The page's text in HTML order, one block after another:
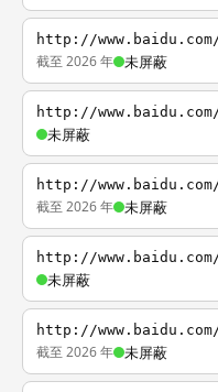
http://www.baidu.com/
截至 2026 年 未屏蔽
http://www.baidu.com/
未屏蔽
http://
截至 2026 年 未屏蔽
http://
未屏蔽
http://www.baidu.com/
截至 2026 年 未屏蔽